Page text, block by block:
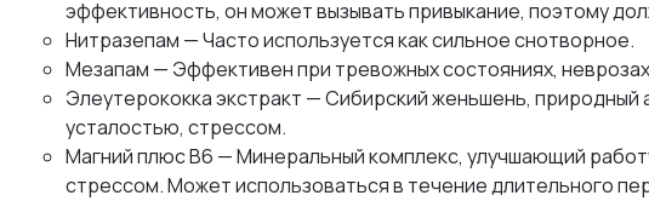
эффективность, он может вызывать привыкание, поэтому
Нитразепам — Часто используется как сильное снотворное.
Мезапам — Эффективен при тревожных состояниях,
Элеутерококка экстракт — Сибирский женьшень, природный
усталостью, стрессом.
Магний плюс B6 — Минеральный комплекс, улучшающий
стрессом. Может использоваться в течение длительного